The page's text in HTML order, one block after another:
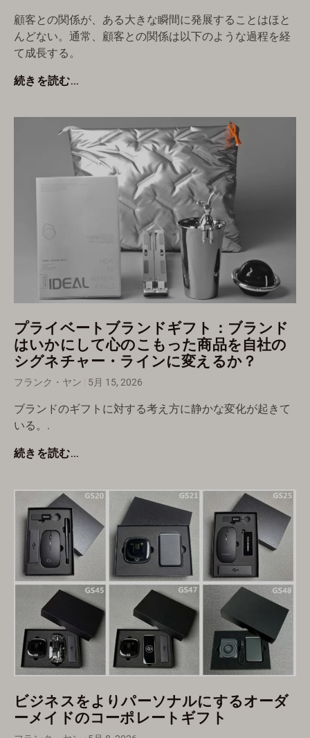
顧客との関係が、ある大きな瞬間に発展することはほと
んどない。通常、顧客との関係は以下のような過程を経
て成長する。
続きを読む...
プライベートブランドギフト：ブランド
はいかにして心のこもった商品を自社の
シグネチャー・ラインに変えるか？
フランク・ヤン 5月 15, 2026
ブランドのギフトに対する考え方に静かな変化が起きて
いる。.
続きを読む...
ビジネスをよりパーソナルにするオーダ
ーメイドのコーポレートギフト